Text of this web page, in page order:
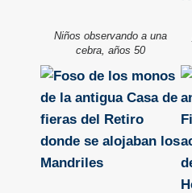
Niños observando a una
cebra, años 50